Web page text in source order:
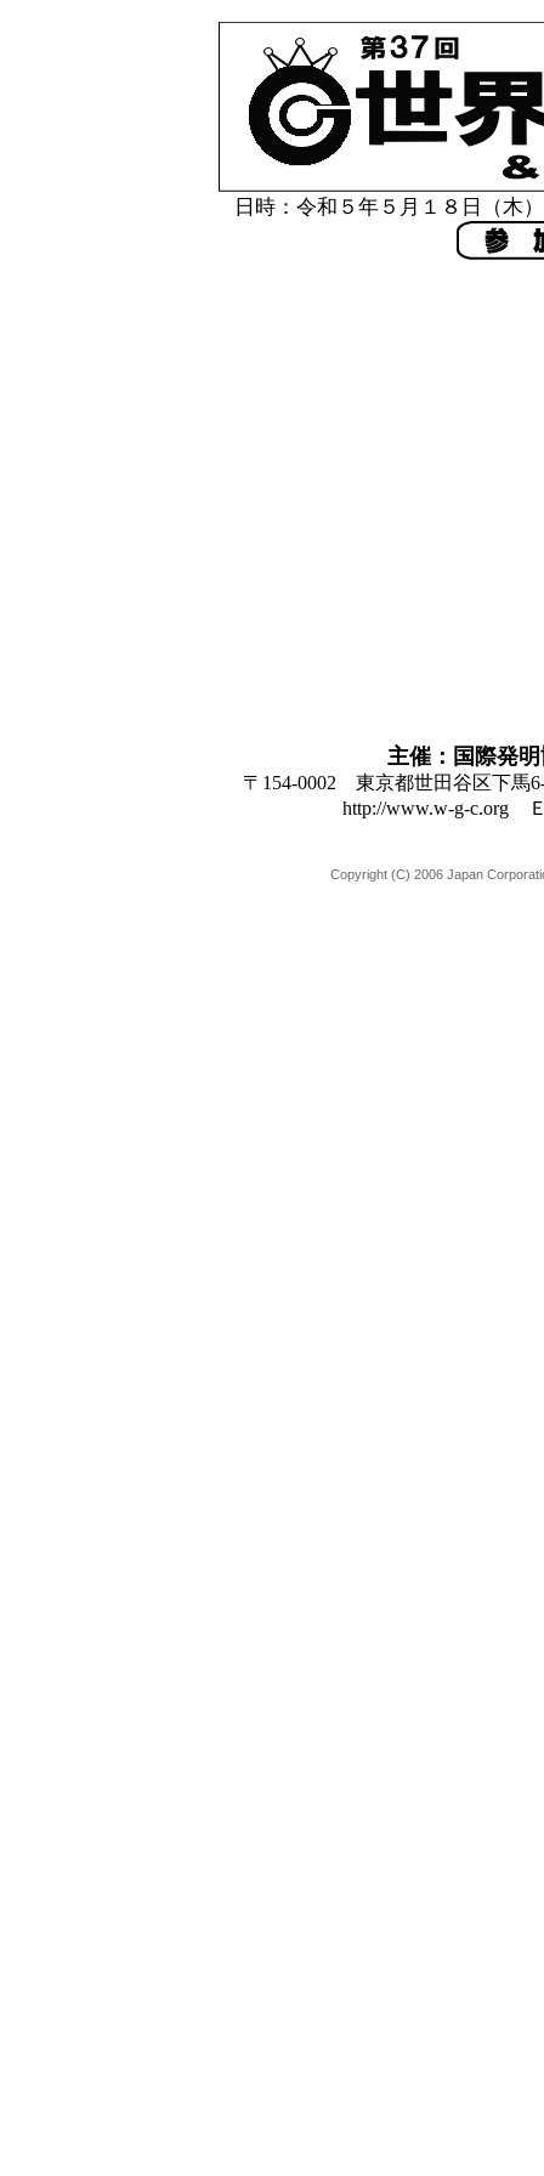
日時：令和５年５月１８日（木
主催：国際発
〒154-0002 東京都世田谷区下馬
http://www.w-g-c.org Ｅ
Copyright (C) 2006 Japan